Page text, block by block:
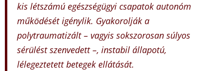
kis létszámú egészségügyi csapatok autonóm
működését igénylik. Gyakorolják a
polytraumatizált – vagyis sokszorosan súlyos
sérülést szenvedett –, instabil állapotú,
lélegeztetett betegek ellátását.